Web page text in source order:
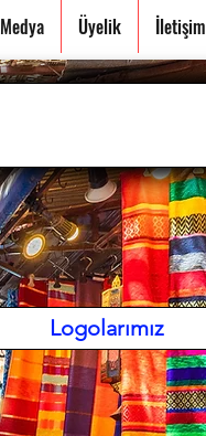
Medya Üyelik İletişim
Logolarımız